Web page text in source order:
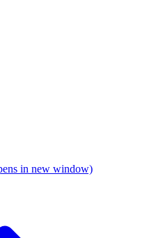
in new window)